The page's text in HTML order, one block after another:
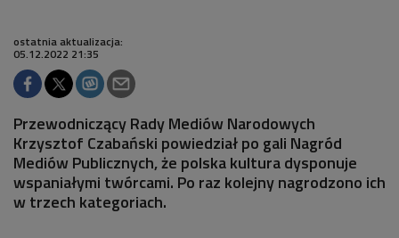
ostatnia aktualizacja:
05.12.2022 21:35
Przewodniczący Rady Mediów Narodowych
Krzysztof Czabański powiedział po gali Nagród
Mediów Publicznych, że polska kultura dysponuje
wspaniałymi twórcami. Po raz kolejny nagrodzono ich
w trzech kategoriach.